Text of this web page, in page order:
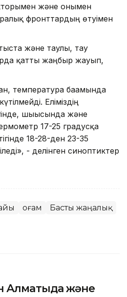
және онымен
фронттардың өтуімен
және таулы, тау
қатты жаңбыр жауып,
температура бағамында
Еліміздің
шығысында және
17-25 градусқа
18-28-ден 23-35
- делінген синоптиктер
Қоғам Басты жаңалық
Алматыда және